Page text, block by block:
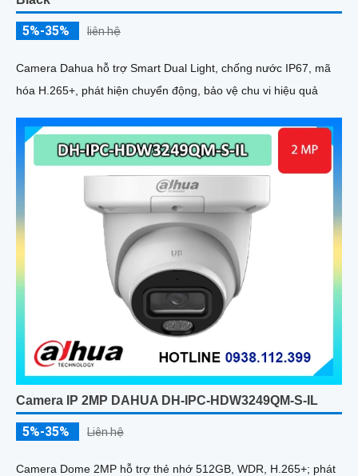
5%-35% liên hệ
Camera Dahua hỗ trợ Smart Dual Light, chống nước IP67, mã
hóa H.265+, phát hiện chuyển động, bảo vệ chu vi hiệu quả
Camera IP 2MP DAHUA DH-IPC-HDW3249QM-S-IL
5%-35% Liên hệ
Camera Dome 2MP hỗ trợ thẻ nhớ 512GB, WDR, H.265+; phát